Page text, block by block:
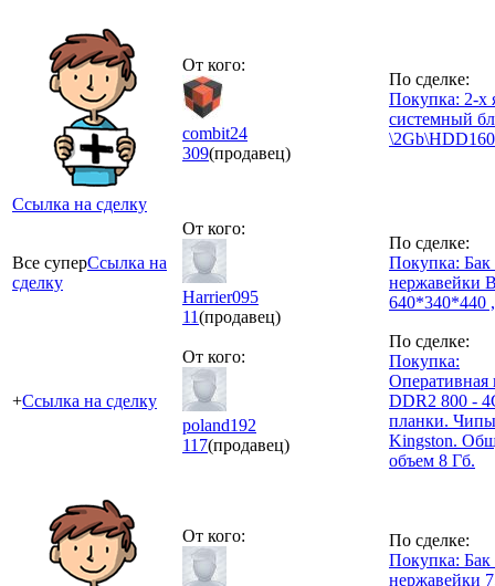
Ссылка на сделку
От кого:
combit24
309(продавец)
По сделке:
Покупка: 2-х
системный
Все суперСсылка на
сделку
От кого:
Harrier095
11(продавец)
По сделке:
Покупка: Бак
640*340*440 ,
+Ссылка на сделку
От кого:
poland192
117(продавец)
По сделке:
Покупка:
Оперативная
DDR2 800 -
планки. Чипы
Kingston.
объем 8 Гб.
От кого:
По сделке:
Покупка: Бак
нержавейки